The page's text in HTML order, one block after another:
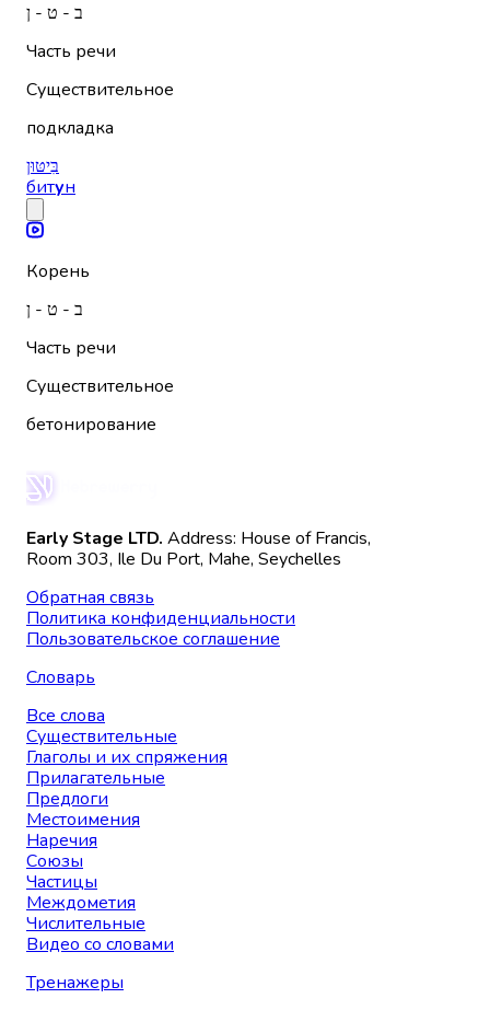
ב - ט - ן
Часть речи
Существительное
подкладка
בִּיטּוּן
битун
Корень
ב - ט - ן
Часть речи
Существительное
бетонирование
Early Stage LTD. Address: House of Francis,
Room 303, Ile Du Port, Mahe, Seychelles
Обратная связь
Политика конфиденциальности
Пользовательское соглашение
Словарь
Все слова
Существительные
Глаголы и их спряжения
Прилагательные
Предлоги
Местоимения
Наречия
Союзы
Частицы
Междометия
Числительные
Видео со словами
Тренажеры